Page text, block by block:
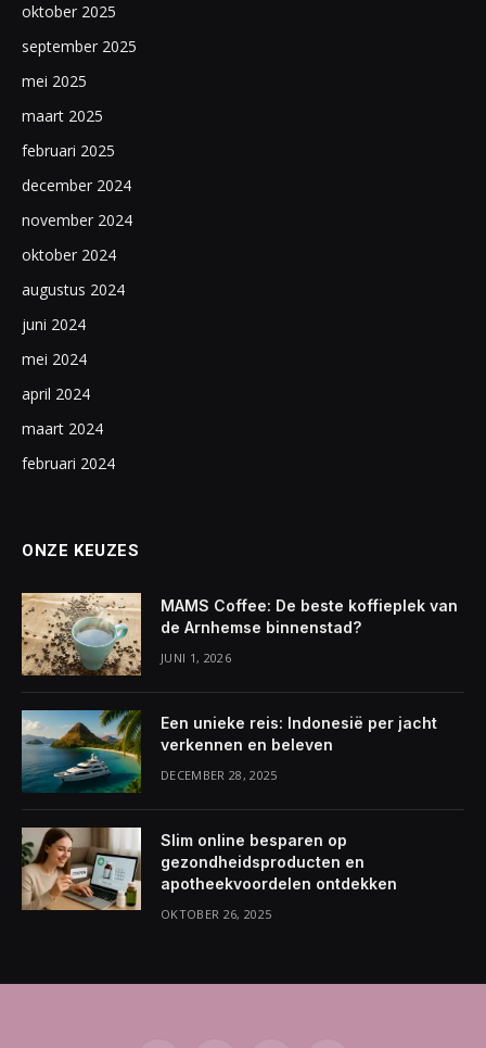
oktober 2025
september 2025
mei 2025
maart 2025
februari 2025
december 2024
november 2024
oktober 2024
augustus 2024
juni 2024
mei 2024
april 2024
maart 2024
februari 2024
ONZE KEUZES
MAMS Coffee: De beste koffieplek van
de Arnhemse binnenstad?
JUNI 1, 2026
Een unieke reis: Indonesië per jacht
verkennen en beleven
DECEMBER 28, 2025
Slim online besparen op
gezondheidsproducten en
apotheekvoordelen ontdekken
OKTOBER 26, 2025